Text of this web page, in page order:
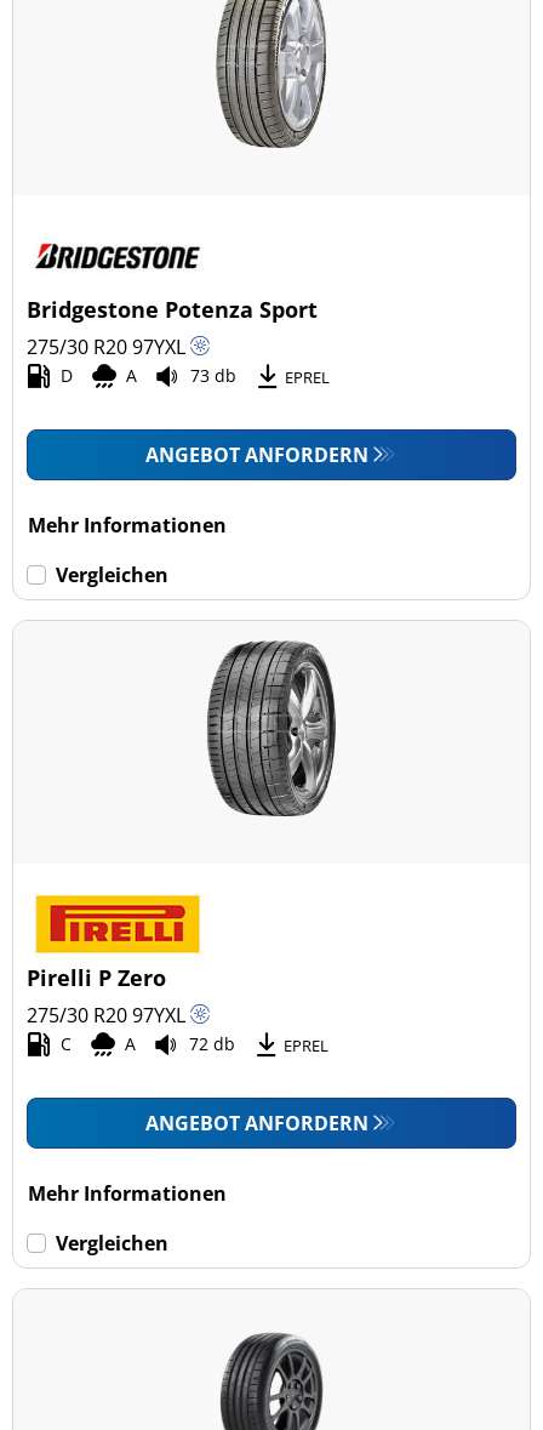
Bridgestone Potenza Sport
275/30 R2097YXL
D A 73 db EPREL
ANGEBOT ANFORDERN
Mehr Informationen
Vergleichen
Pirelli P Zero
275/30 R2097YXL
C A 72 db EPREL
ANGEBOT ANFORDERN
Mehr Informationen
Vergleichen